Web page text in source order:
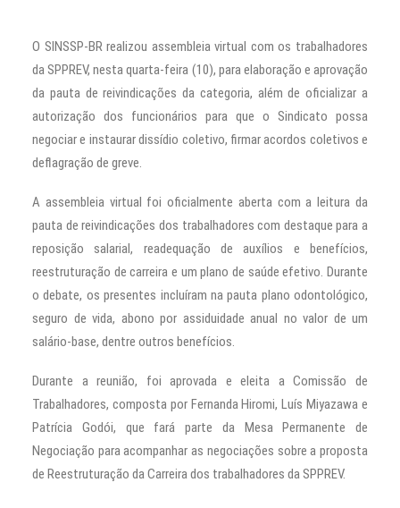
O SINSSP-BR realizou assembleia virtual com os trabalhadores
da SPPREV, nesta quarta-feira (10), para elaboração e aprovação
da pauta de reivindicações da categoria, além de oficializar a
autorização dos funcionários para que o Sindicato possa
negociar e instaurar dissídio coletivo, firmar acordos coletivos e
deflagração de greve.
A assembleia virtual foi oficialmente aberta com a leitura da
pauta de reivindicações dos trabalhadores com destaque para a
reposição salarial, readequação de auxílios e benefícios,
reestruturação de carreira e um plano de saúde efetivo. Durante
o debate, os presentes incluíram na pauta plano odontológico,
seguro de vida, abono por assiduidade anual no valor de um
salário-base, dentre outros benefícios.
Durante a reunião, foi aprovada e eleita a Comissão de
Trabalhadores, composta por Fernanda Hiromi, Luís Miyazawa e
Patrícia Godói, que fará parte da Mesa Permanente de
Negociação para acompanhar as negociações sobre a proposta
de Reestruturação da Carreira dos trabalhadores da SPPREV.